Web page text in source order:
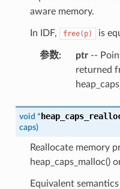
aware memory.
In IDF, free(p) is
参数: ptr--
returned
void *
caps)
Reallocate memory
heap_caps_malloc()
Equivalent